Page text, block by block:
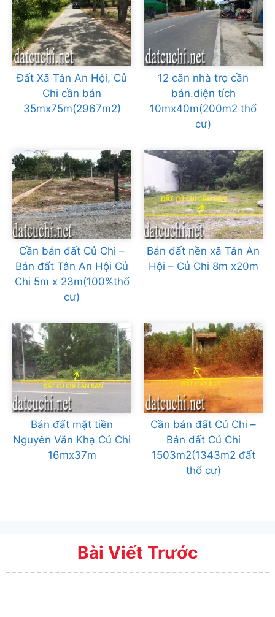
Đất Xã Tân An Hội, Củ
Chi cần bán
35mx75m(2967m2)
12 căn nhà trọ cần
bán.diện tích
10mx40m(200m2 thổ
cư)
Cần bán đất Củ Chi –
Bán đất Tân An Hội Củ
Chi 5m x 23m(100%thổ
cư)
Bán đất nền xã Tân An
Hội – Củ Chi 8m x20m
Bán đất mặt tiền
Nguyễn Văn Khạ Củ Chi
16mx37m
Cần bán đất Củ Chi –
Bán đất Củ Chi
1503m2(1343m2 đất
thổ cư)
Bài Viết Trước